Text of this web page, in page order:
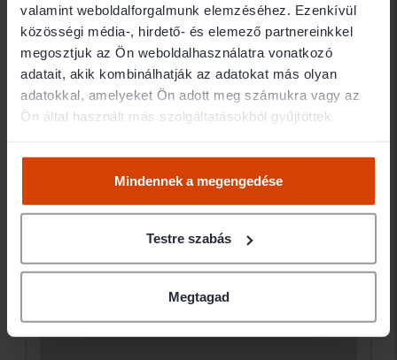
valamint weboldalforgalmunk elemzéséhez. Ezenkívül
közösségi média-, hirdető- és elemező partnereinkkel
megosztjuk az Ön weboldalhasználatra vonatkozó
adatait, akik kombinálhatják az adatokat más olyan
adatokkal, amelyeket Ön adott meg számukra vagy az
Ön által használt más szolgáltatásokból gyűjtöttek.
Mindennek a megengedése
Testre szabás
Megtagad
Biró-Füzy és Horváth Ügyvéd
Társulás
Elérhetőségek
Ügyfélfogadás